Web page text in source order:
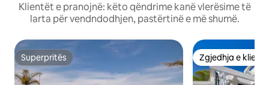
Klientët e pranojnë: këto qëndrime kanë vlerësime të
larta për vendndodhjen, pastërtinë e më shumë.
Superpritës
Superpritës Zgjedhja e
Zgjedhja e